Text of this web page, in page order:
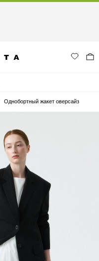
Однобортный жакет оверсайз